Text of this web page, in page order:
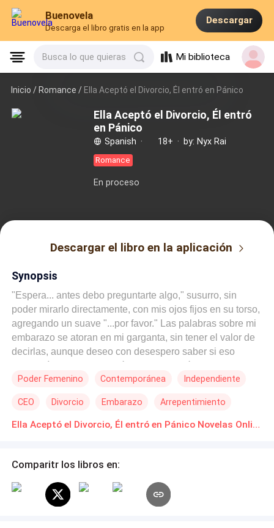
Buenovela
Descarga el libro gratis en la app
Descargar
Busca lo que quieras Mi biblioteca
Inicio /Romance / Ella Aceptó el Divorcio, Él entró en Pánico
Ella Aceptó el Divorcio, Él entró
en Pánico
Spanish · 18+ · by: Nyx Rai
Romance
En proceso
Descargar el libro en la aplicación
Synopsis
"Espera... antes debo preguntarte algo," susurro, sin
poder mirarlo directamente, con mis ojos fijos en su torso,
agregando un suave "...por favor." Las palabras sobre mi
embarazo se atoran en mi garganta, sin tener el valor de
decirlas, aunque deseo con desespero saber si eso
profunda mientras reúno el valor para mirarlo, solo para
acompañados de un suspiro irritado: "No estoy para tus
dramas, Scarlett." Una risa carente de ganas escapa de
uno donde podíamos compartir nuestra vida, pero tú te
Poder Femenino Contemporánea Independiente
CEO Divorcio Embarazo Arrepentimiento
Ella Aceptó el Divorcio, Él entró en Pánico Novelas Online Descarga gratuita de PDF
Comparitr los libros en: